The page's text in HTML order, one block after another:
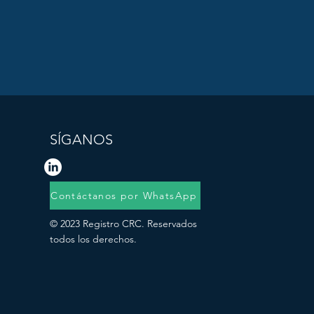
SÍGANOS
Contáctanos por WhatsApp
© 2023 Registro CRC. Reservados
todos los derechos.